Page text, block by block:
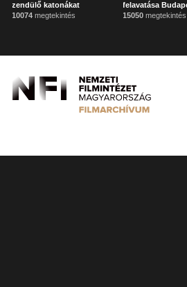
zendülő katonákat
10074 megtekintés
felavatása
15050 megtekintés